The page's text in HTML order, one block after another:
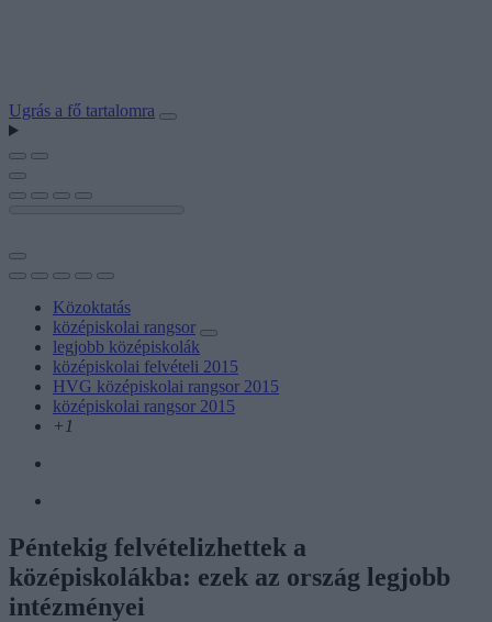
Ugrás a fő tartalomra
Közoktatás
középiskolai rangsor
legjobb középiskolák
középiskolai felvételi 2015
HVG középiskolai rangsor 2015
középiskolai rangsor 2015
+1
Péntekig felvételizhettek a
középiskolákba: ezek az ország legjobb
intézményei